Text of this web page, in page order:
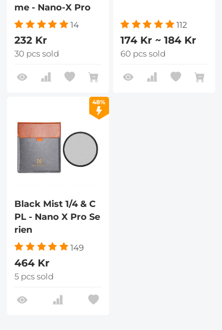
me - Nano-X Pro
14
232 Kr
30 pcs sold
112
174 Kr ~ 184 Kr
60 pcs sold
48%
Black Mist 1/4 & C
PL - Nano X Pro Se
rien
149
464 Kr
5 pcs sold